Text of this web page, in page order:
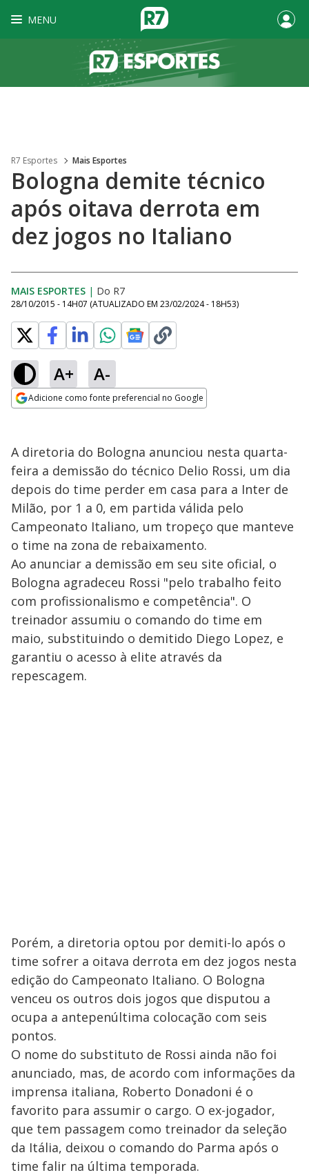
MENU
R7 Esportes Mais Esportes
Bologna demite técnico
após oitava derrota em
dez jogos no Italiano
MAIS ESPORTES | Do R7
28/10/2015 - 14H07 (ATUALIZADO EM 23/02/2024 - 18H53)
A+ A-
Adicione como fonte preferencial no Google
A diretoria do Bologna anunciou nesta quarta-
feira a demissão do técnico Delio Rossi, um dia
depois do time perder em casa para a Inter de
Milão, por 1 a 0, em partida válida pelo
Campeonato Italiano, um tropeço que manteve
o time na zona de rebaixamento.
Ao anunciar a demissão em seu site oficial, o
Bologna agradeceu Rossi "pelo trabalho feito
com profissionalismo e competência". O
treinador assumiu o comando do time em
maio, substituindo o demitido Diego Lopez, e
garantiu o acesso à elite através da
repescagem.
Porém, a diretoria optou por demiti-lo após o
time sofrer a oitava derrota em dez jogos nesta
edição do Campeonato Italiano. O Bologna
venceu os outros dois jogos que disputou a
ocupa a antepenúltima colocação com seis
pontos.
O nome do substituto de Rossi ainda não foi
anunciado, mas, de acordo com informações da
imprensa italiana, Roberto Donadoni é o
favorito para assumir o cargo. O ex-jogador,
que tem passagem como treinador da seleção
da Itália, deixou o comando do Parma após o
time falir na última temporada.